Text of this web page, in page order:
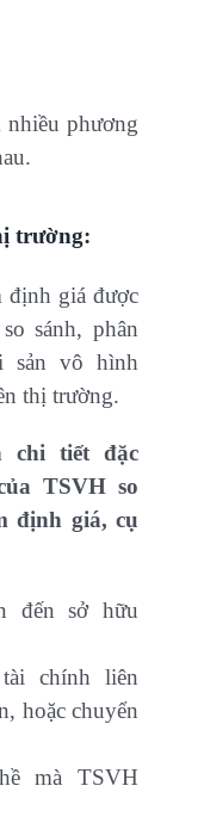
nhiều phương
trường:
định giá được
sánh, phân
sản vô hình
thị trường.
chi tiết đặc
TSVH so
định giá, cụ
đến sở hữu
chính liên
hoặc chuyển
mà TSVH